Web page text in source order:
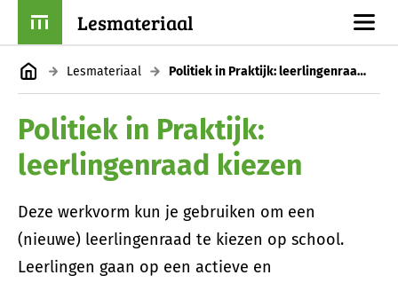
Lesmateriaal
Lesmateriaal Politiek in Praktijk: leerlingenraad kiezen
Politiek in Praktijk:
leerlingenraad kiezen
Deze werkvorm kun je gebruiken om een
(nieuwe) leerlingenraad te kiezen op school.
Leerlingen gaan op een actieve en